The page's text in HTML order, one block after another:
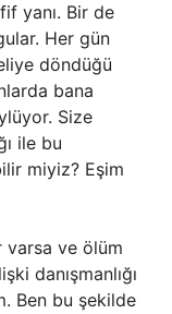
yanı. Bir de
Her gün
döndüğü
bana
Size
ile bu
miyiz? Eşim
varsa ve ölüm
danışmanlığı
Ben bu şekilde